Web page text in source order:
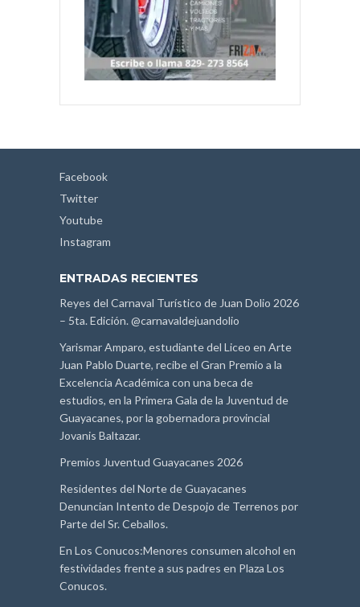
Facebook
Twitter
Youtube
Instagram
ENTRADAS RECIENTES
Reyes del Carnaval Turístico de Juan Dolio 2026
– 5ta. Edición. @carnavaldejuandolio
Yarismar Amparo, estudiante del Liceo en Arte
Juan Pablo Duarte, recibe el Gran Premio a la
Excelencia Académica con una beca de
estudios, en la Primera Gala de la Juventud de
Guayacanes, por la gobernadora provincial
Jovanis Baltazar.
Premios Juventud Guayacanes 2026
Residentes del Norte de Guayacanes
Denuncian Intento de Despojo de Terrenos por
Parte del Sr. Ceballos.
En Los Conucos:Menores consumen alcohol en
festividades frente a sus padres en Plaza Los
Conucos.